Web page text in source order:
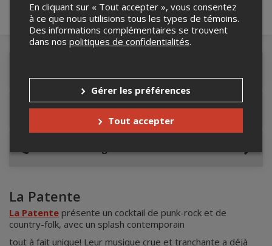
Lieu de l'événement
La Patente
La Patente présente un cocktail de punk-rock et de
country-folk, avec un splash contemporain
tout à fait unique! Leur musique crue et tranchante a déjà
En cliquant sur « Tout accepter », vous consentez
à ce que nous utilisions tous les types de témoins.
Des informations complémentaires se trouvent
dans nos politiques de confidentialités.
Gérer les préférences
Tout accepter